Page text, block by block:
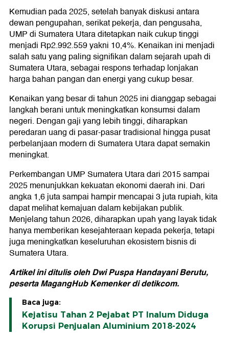
Kemudian pada 2025, setelah banyak diskusi antara
dewan pengupahan, serikat pekerja, dan pengusaha,
UMP di Sumatera Utara ditetapkan naik cukup tinggi
menjadi Rp2.992.559 yakni 10,4%. Kenaikan ini menjadi
salah satu yang paling signifikan dalam sejarah upah di
Sumatera Utara, sebagai respons terhadap lonjakan
harga bahan pangan dan energi yang cukup besar.
Kenaikan yang besar di tahun 2025 ini dianggap sebagai
langkah berani untuk meningkatkan konsumsi dalam
negeri. Dengan gaji yang lebih tinggi, diharapkan
peredaran uang di pasar-pasar tradisional hingga pusat
perbelanjaan modern di Sumatera Utara dapat semakin
meningkat.
Perkembangan UMP Sumatera Utara dari 2015 sampai
2025 menunjukkan kekuatan ekonomi daerah ini. Dari
angka 1,6 juta sampai hampir mencapai 3 juta rupiah, kita
dapat melihat kemajuan dalam kebijakan publik.
Menjelang tahun 2026, diharapkan upah yang layak tidak
hanya memberikan kesejahteraan kepada pekerja, tetapi
juga meningkatkan keseluruhan ekosistem bisnis di
Sumatera Utara.
Artikel ini ditulis oleh Dwi Puspa Handayani Berutu,
peserta MagangHub Kemenker di detikcom.
Baca juga:
Kejatisu Tahan 2 Pejabat PT Inalum Diduga
Korupsi Penjualan Aluminium 2018-2024